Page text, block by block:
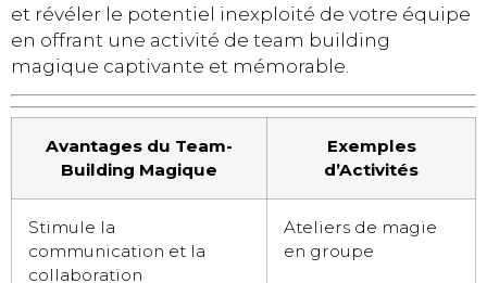
et révéler le potentiel inexploité de votre équipe
en offrant une activité de team building
magique captivante et mémorable.
Avantages du Team-
Building Magique
Exemples
d’Activités
Stimule la
communication et la
collaboration
Ateliers de magie
en groupe